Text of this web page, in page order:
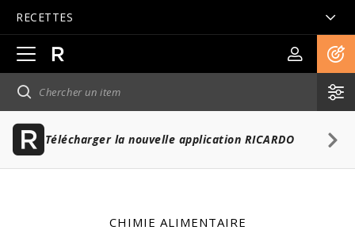
RECETTES
Ouvrir
la
navigation
principale
Télécharger la nouvelle application RICARDO
CHIMIE ALIMENTAIRE